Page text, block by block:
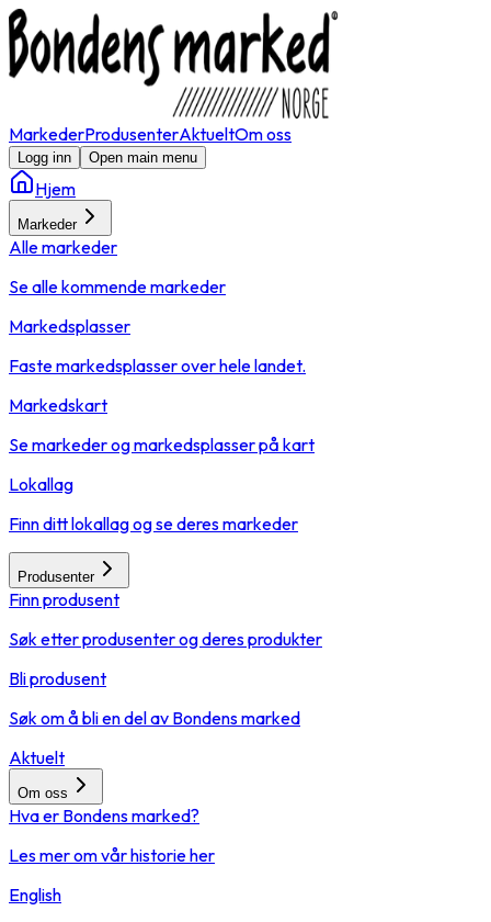
MarkederProdusenterAktueltOm oss
Logg inn Open main menu
Hjem
Markeder
Alle markeder
Se alle kommende markeder
Markedsplasser
Faste markedsplasser over hele landet.
Markedskart
Se markeder og markedsplasser på kart
Lokallag
Finn ditt lokallag og se deres markeder
Produsenter
Finn produsent
Søk etter produsenter og deres produkter
Bli produsent
Søk om å bli en del av Bondens marked
Aktuelt
Om oss
Hva er Bondens marked?
Les mer om vår historie her
English